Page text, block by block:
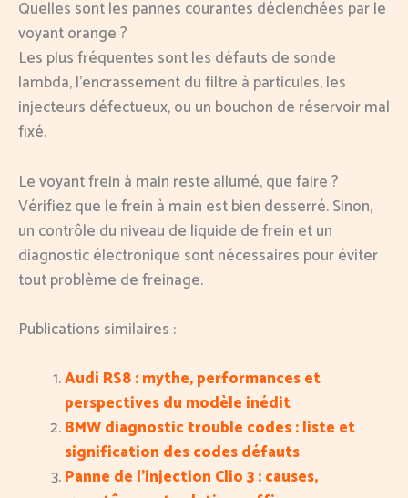
Quelles sont les pannes courantes déclenchées par le
voyant orange ?
Les plus fréquentes sont les défauts de sonde
lambda, l’encrassement du filtre à particules, les
injecteurs défectueux, ou un bouchon de réservoir mal
fixé.
Le voyant frein à main reste allumé, que faire ?
Vérifiez que le frein à main est bien desserré. Sinon,
un contrôle du niveau de liquide de frein et un
diagnostic électronique sont nécessaires pour éviter
tout problème de freinage.
Publications similaires :
Audi RS8 : mythe, performances et
perspectives du modèle inédit
BMW diagnostic trouble codes : liste et
signification des codes défauts
Panne de l’injection Clio 3 : causes,